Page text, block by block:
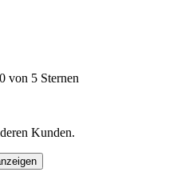
von 5 Sternen
Kunden.